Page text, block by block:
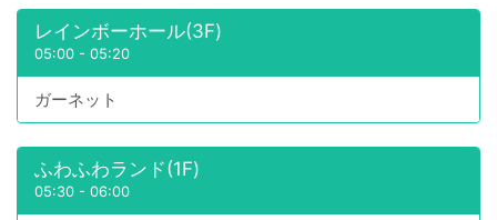
レインボーホール(3F)
05:00 - 05:20
ガーネット
ふわふわランド(1F)
05:30 - 06:00